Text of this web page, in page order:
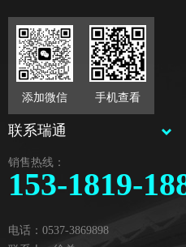
添加微信 手机查看
联系瑞通
销售热线：
153-1819-
电话：0537-3869898